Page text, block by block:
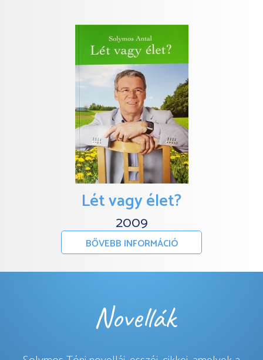
Lét vagy élet?
2009
BŐVEBB INFORMÁCIÓ
Novellák